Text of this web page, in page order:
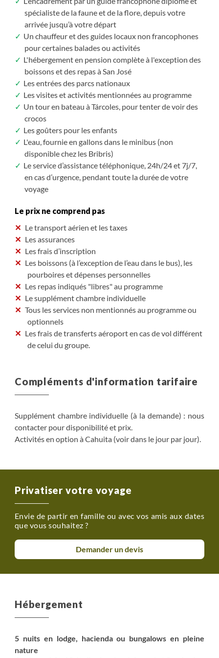
spécialiste de la faune et de la flore, depuis votre
arrivée jusqu’à votre départ
Un chauffeur et des guides locaux non francophones
pour certaines balades ou activités
L'hébergement en pension complète à l'exception des
boissons et des repas à San José
Les entrées des parcs nationaux
Les visites et activités mentionnées au programme
Un tour en bateau à Tárcoles, pour tenter de voir des
crocos
Les goûters pour les enfants
L'eau, fournie en gallons dans le minibus (non
disponible chez les Bribris)
Le service d’assistance téléphonique, 24h/24 et 7j/7,
en cas d’urgence, pendant toute la durée de votre
voyage
Le prix ne comprend pas
Le transport aérien et les taxes
Les assurances
Les frais d’inscription
Les boissons (à l’exception de l’eau dans le bus), les
pourboires et dépenses personnelles
Les repas indiqués "libres" au programme
Le supplément chambre individuelle
Tous les services non mentionnés au programme ou
optionnels
Les frais de transferts aéroport en cas de vol différent
de celui du groupe.
Compléments d'information tarifaire
Supplément chambre individuelle (à la demande) : nous
contacter pour disponibilité et prix.
Activités en option à Cahuita (voir dans le jour par jour).
Privatiser votre voyage
Envie de partir en famille ou avec vos amis aux dates
que vous souhaitez ?
Demander un devis
Hébergement
5 nuits en lodge, hacienda ou bungalows en pleine
nature